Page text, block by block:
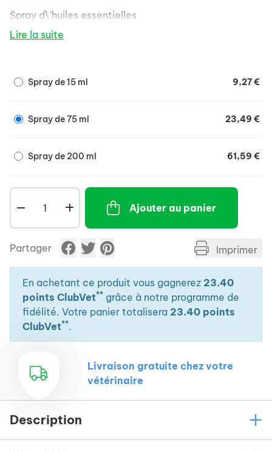
Spray d\'huiles essentielles
Lire la suite
Spray de 15 ml 9,27 €
Spray de 75 ml 23,49 €
Spray de 200 ml 61,59 €
Ajouter au panier
Partager Imprimer
En achetant ce produit vous gagnerez 23.40
points ClubVet** grâce à notre programme de
fidélité. Votre panier totalisera 23.40 points
ClubVet**.
Livraison gratuite chez votre
vétérinaire
Description